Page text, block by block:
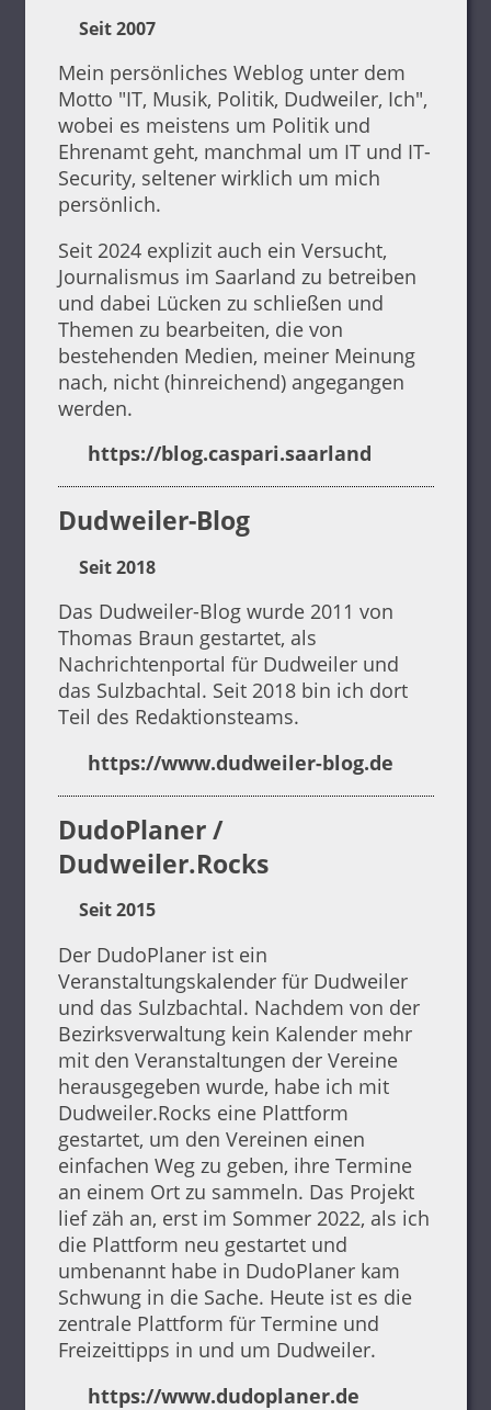
Seit 2007
Mein persönliches Weblog unter dem
Motto "IT, Musik, Politik, Dudweiler, Ich",
wobei es meistens um Politik und
Ehrenamt geht, manchmal um IT und IT-
Security, seltener wirklich um mich
persönlich.
Seit 2024 explizit auch ein Versucht,
Journalismus im Saarland zu betreiben
und dabei Lücken zu schließen und
Themen zu bearbeiten, die von
bestehenden Medien, meiner Meinung
nach, nicht (hinreichend) angegangen
werden.
https://blog.caspari.saarland
Dudweiler-Blog
Seit 2018
Das Dudweiler-Blog wurde 2011 von
Thomas Braun gestartet, als
Nachrichtenportal für Dudweiler und
das Sulzbachtal. Seit 2018 bin ich dort
Teil des Redaktionsteams.
https://www.dudweiler-blog.de
DudoPlaner /
Dudweiler.Rocks
Seit 2015
Der DudoPlaner ist ein
Veranstaltungskalender für Dudweiler
und das Sulzbachtal. Nachdem von der
Bezirksverwaltung kein Kalender mehr
mit den Veranstaltungen der Vereine
herausgegeben wurde, habe ich mit
Dudweiler.Rocks eine Plattform
gestartet, um den Vereinen einen
einfachen Weg zu geben, ihre Termine
an einem Ort zu sammeln. Das Projekt
lief zäh an, erst im Sommer 2022, als ich
die Plattform neu gestartet und
umbenannt habe in DudoPlaner kam
Schwung in die Sache. Heute ist es die
zentrale Plattform für Termine und
Freizeittipps in und um Dudweiler.
https://www.dudoplaner.de